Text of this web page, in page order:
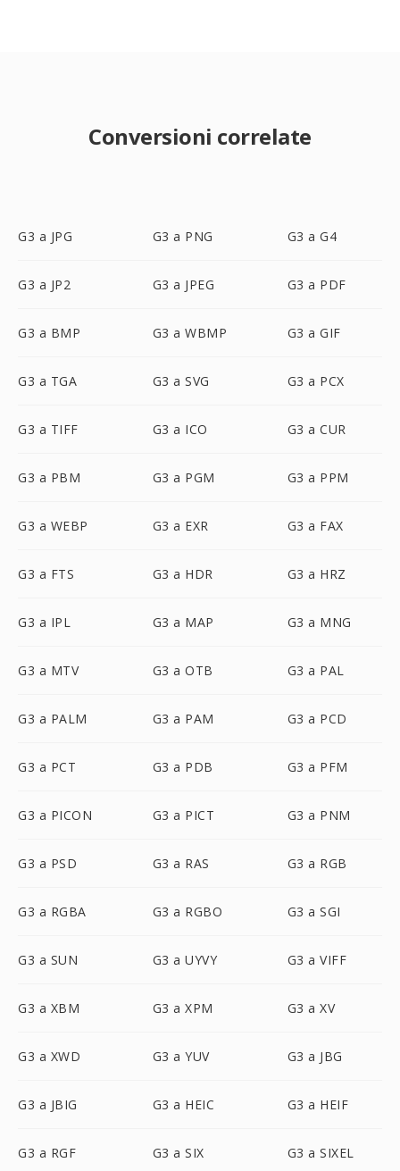
Conversioni correlate
G3 a JPG G3 a PNG G3 a G4
G3 a JP2 G3 a JPEG G3 a PDF
G3 a BMP G3 a WBMP G3 a GIF
G3 a TGA G3 a SVG G3 a PCX
G3 a TIFF G3 a ICO G3 a CUR
G3 a PBM G3 a PGM G3 a PPM
G3 a WEBP G3 a EXR G3 a FAX
G3 a FTS G3 a HDR G3 a HRZ
G3 a IPL G3 a MAP G3 a MNG
G3 a MTV G3 a OTB G3 a PAL
G3 a PALM G3 a PAM G3 a PCD
G3 a PCT G3 a PDB G3 a PFM
G3 a PICON G3 a PICT G3 a PNM
G3 a PSD G3 a RAS G3 a RGB
G3 a RGBA G3 a RGBO G3 a SGI
G3 a SUN G3 a UYVY G3 a VIFF
G3 a XBM G3 a XPM G3 a XV
G3 a XWD G3 a YUV G3 a JBG
G3 a JBIG G3 a HEIC G3 a HEIF
G3 a RGF G3 a SIX G3 a SIXEL